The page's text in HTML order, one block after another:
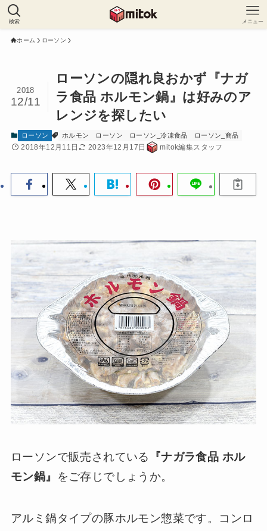
検索 メニュー
ホーム ローソン
ローソンの隠れ良おかず『ナガ
ラ食品 ホルモン鍋』は好みのア
レンジを探したい
2018
12/11
ローソン ホルモン ローソン ローソン_冷凍食品 ローソン_商品
2018年12月11日 2023年12月17日 mitok編集スタッフ
ローソンで販売されている
『ナガラ食品 ホル
モン鍋』
をご存じでしょうか。
アルミ鍋タイプの豚ホルモン惣菜です。コンロ